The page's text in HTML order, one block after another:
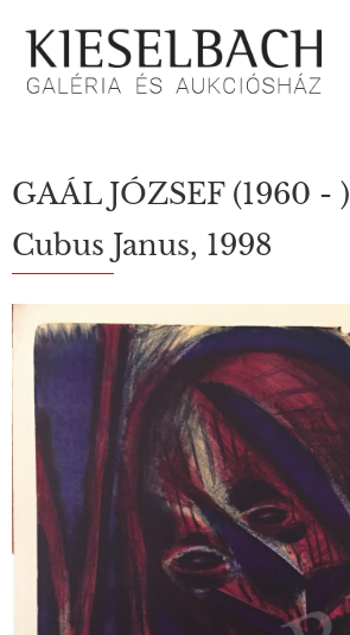
KÉRJÜK VÁLASSZON!
Festmények
GAÁL JÓZSEF (1960 - )
Cubus Janus, 1998